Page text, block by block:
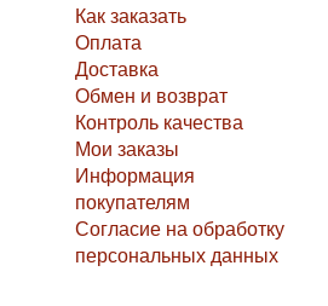
Как заказать
Оплата
Доставка
Обмен и возврат
Контроль качества
Мои заказы
Информация
покупателям
Согласие на обработку
персональных данных